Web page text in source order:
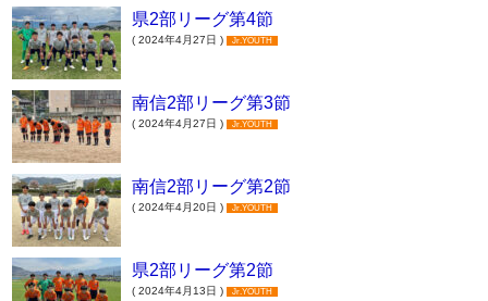
県2部リーグ第4節
( 2024年4月27日 ) Jr.YOUTH
南信2部リーグ第3節
( 2024年4月27日 ) Jr.YOUTH
南信2部リーグ第2節
( 2024年4月20日 ) Jr.YOUTH
県2部リーグ第2節
( 2024年4月13日 ) Jr.YOUTH